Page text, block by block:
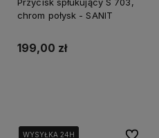
Przycisk spłukujący S 703,
chrom połysk - SANIT
199,00 zł
WYSYŁKA 24H
WYSYŁKA 24H
WYSYŁKA 24H Do